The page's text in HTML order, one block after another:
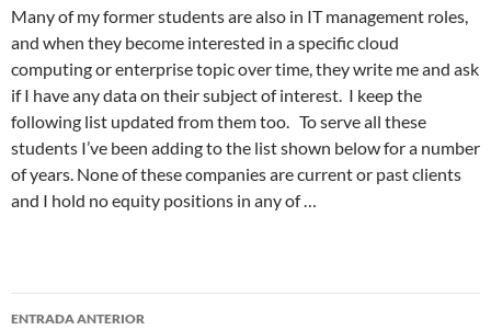
Many of my former students are also in IT management roles,
and when they become interested in a specific cloud
computing or enterprise topic over time, they write me and ask
if I have any data on their subject of interest. I keep the
following list updated from them too. To serve all these
students I’ve been adding to the list shown below for a number
of years. None of these companies are current or past clients
and I hold no equity positions in any of …
Navegador
ENTRADA ANTERIOR